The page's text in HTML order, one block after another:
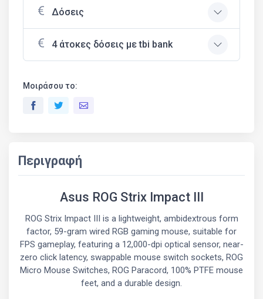
Δόσεις
4 άτοκες δόσεις με tbi bank
Μοιράσου το:
Περιγραφή
Asus ROG Strix Impact III
ROG Strix Impact III is a lightweight, ambidextrous form
factor, 59-gram wired RGB gaming mouse, suitable for
FPS gameplay, featuring a 12,000-dpi optical sensor, near-
zero click latency, swappable mouse switch sockets, ROG
Micro Mouse Switches, ROG Paracord, 100% PTFE mouse
feet, and a durable design.